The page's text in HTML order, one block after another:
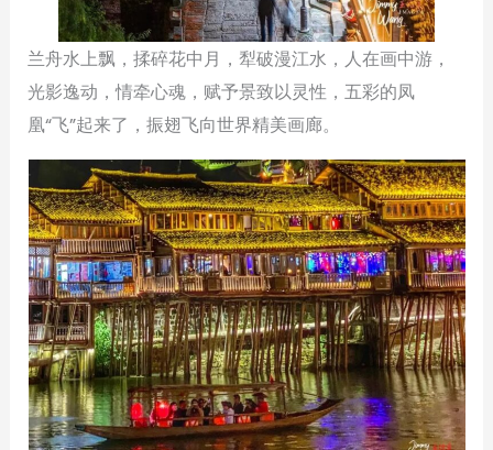
兰舟水上飘，揉碎花中月，犁破漫江水，人在画中游，
光影逸动，情牵心魂，赋予景致以灵性，五彩的凤
凰“飞”起来了，振翅飞向世界精美画廊。